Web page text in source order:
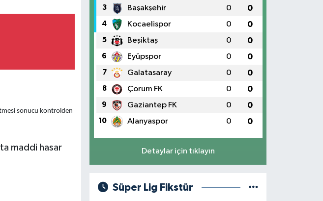
sonucu kontrolden
maddi hasar
3 Başakşehir 0 0
4 Kocaelispor 0 0
5 Beşiktaş 0 0
6 Eyüpspor 0 0
7 Galatasaray 0 0
8 Çorum FK 0 0
9 Gaziantep FK 0 0
10 Alanyaspor 0 0
Detaylar için tıklayın
Süper Lig Fikstür